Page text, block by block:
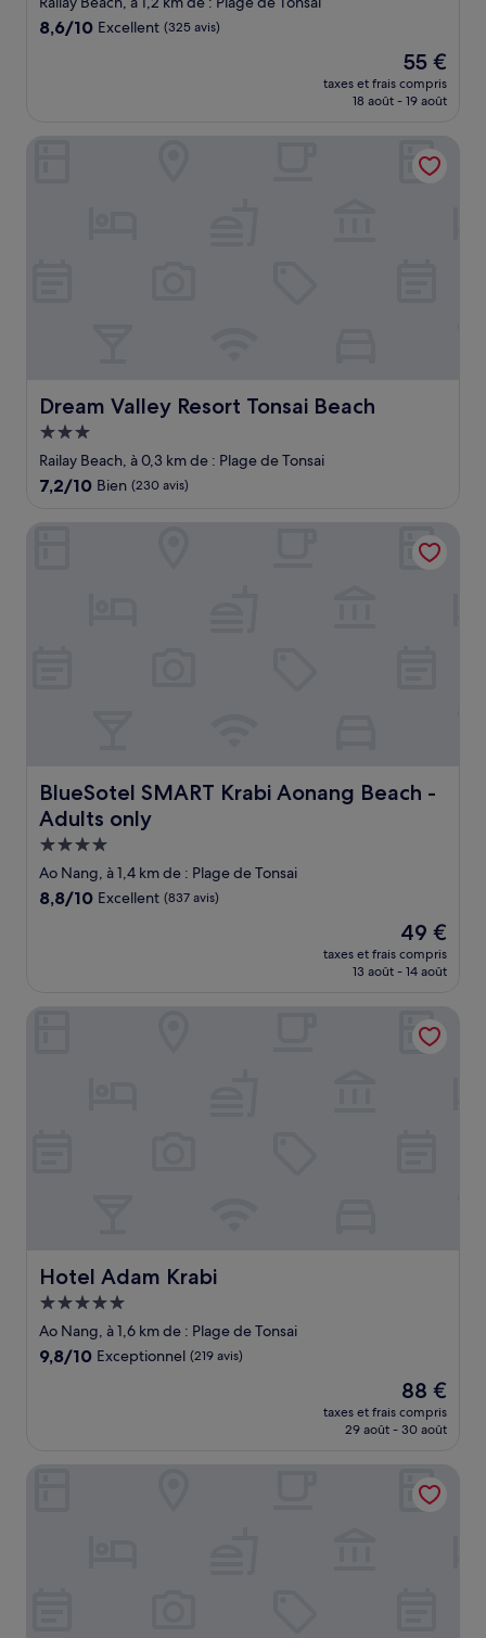
8.6
8,6/10 Excellent (325 avis)
Le
nouveau
prix
de
55 €
55 €
taxes et frais compris
18 août - 19 août
Dream Valley Resort Tonsai Beach
Dream Valley Resort Tonsai Beach
Hébergement
3.0 étoiles
Railay Beach, à 0,3 km de : Plage de Tonsai
7.2
10,
7,2/10 Bien (230 avis)
BlueSotel SMART Krabi Aonang Beach -
Adults only
BlueSotel SMART Krabi Aonang Beach - Adults only
Hébergement
4.0 étoiles
Ao Nang, à 1,4 km de : Plage de Tonsai
8.8
8,8/10 Excellent (837 avis)
Le
nouveau
prix
de
49 €
49 €
taxes et frais compris
13 août - 14 août
BlueSotel SMART Krabi Aonang Beach - Adults only
Hotel Adam Krabi
Hotel Adam Krabi
Hébergement
5.0 étoiles
Ao Nang, à 1,6 km de : Plage de Tonsai
9.8
9,8/10 Exceptionnel (219 avis)
Le
nouveau
prix
de
88 €
88 €
taxes et frais compris
29 août - 30 août